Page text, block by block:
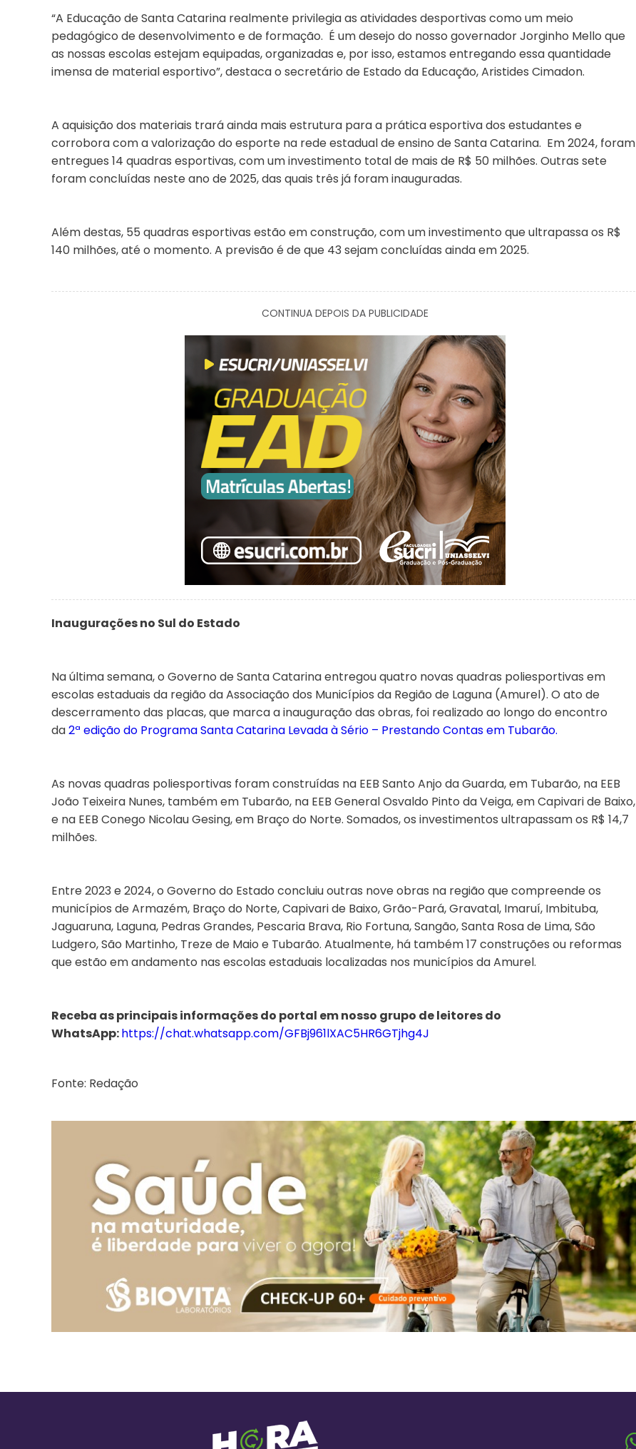
“A Educação de Santa Catarina realmente privilegia as atividades desportivas como um meio
pedagógico de desenvolvimento e de formação. É um desejo do nosso governador Jorginho Mello que
as nossas escolas estejam equipadas, organizadas e, por isso, estamos entregando essa quantidade
imensa de material esportivo”, destaca o secretário de Estado da Educação, Aristides Cimadon.
A aquisição dos materiais trará ainda mais estrutura para a prática esportiva dos estudantes e
corrobora com a valorização do esporte na rede estadual de ensino de Santa Catarina. Em 2024, foram
entregues 14 quadras esportivas, com um investimento total de mais de R$ 50 milhões. Outras sete
foram concluídas neste ano de 2025, das quais três já foram inauguradas.
Além destas, 55 quadras esportivas estão em construção, com um investimento que ultrapassa os R$
140 milhões, até o momento. A previsão é de que 43 sejam concluídas ainda em 2025.
CONTINUA DEPOIS DA PUBLICIDADE
Inaugurações no Sul do Estado
Na última semana, o Governo de Santa Catarina entregou quatro novas quadras poliesportivas em
escolas estaduais da região da Associação dos Municípios da Região de Laguna (Amurel). O ato de
descerramento das placas, que marca a inauguração das obras, foi realizado ao longo do encontro
da2ª edição do Programa Santa Catarina Levada à Sério – Prestando Contas em Tubarão.
As novas quadras poliesportivas foram construídas na EEB Santo Anjo da Guarda, em Tubarão, na EEB
João Teixeira Nunes, também em Tubarão, na EEB General Osvaldo Pinto da Veiga, em Capivari de Baixo,
e na EEB Conego Nicolau Gesing, em Braço do Norte. Somados, os investimentos ultrapassam os R$ 14,7
milhões.
Entre 2023 e 2024, o Governo do Estado concluiu outras nove obras na região que compreende os
municípios de Armazém, Braço do Norte, Capivari de Baixo, Grão-Pará, Gravatal, Imaruí, Imbituba,
Jaguaruna, Laguna, Pedras Grandes, Pescaria Brava, Rio Fortuna, Sangão, Santa Rosa de Lima, São
Ludgero, São Martinho, Treze de Maio e Tubarão. Atualmente, há também 17 construções ou reformas
que estão em andamento nas escolas estaduais localizadas nos municípios da Amurel.
Receba as principais informações do portal em nosso grupo de leitores do
WhatsApp:https://chat.whatsapp.com/GFBj961lXAC5HR6GTjhg4J
Fonte: Redação